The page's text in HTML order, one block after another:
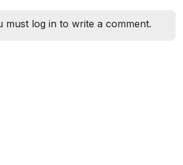
must log in to write a comment.